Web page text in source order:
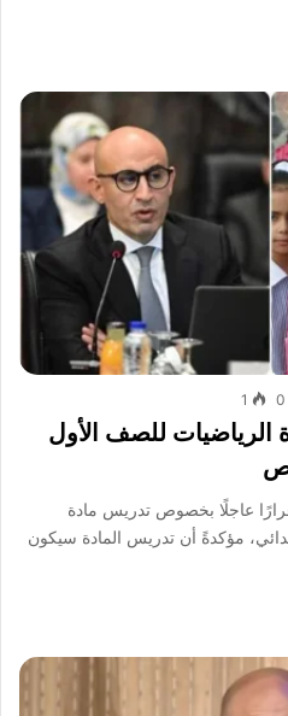
0
1
الرياضيات للصف الأول
عاجلًا بخصوص تدريس مادة
مؤكدةً أن تدريس المادة سيكون